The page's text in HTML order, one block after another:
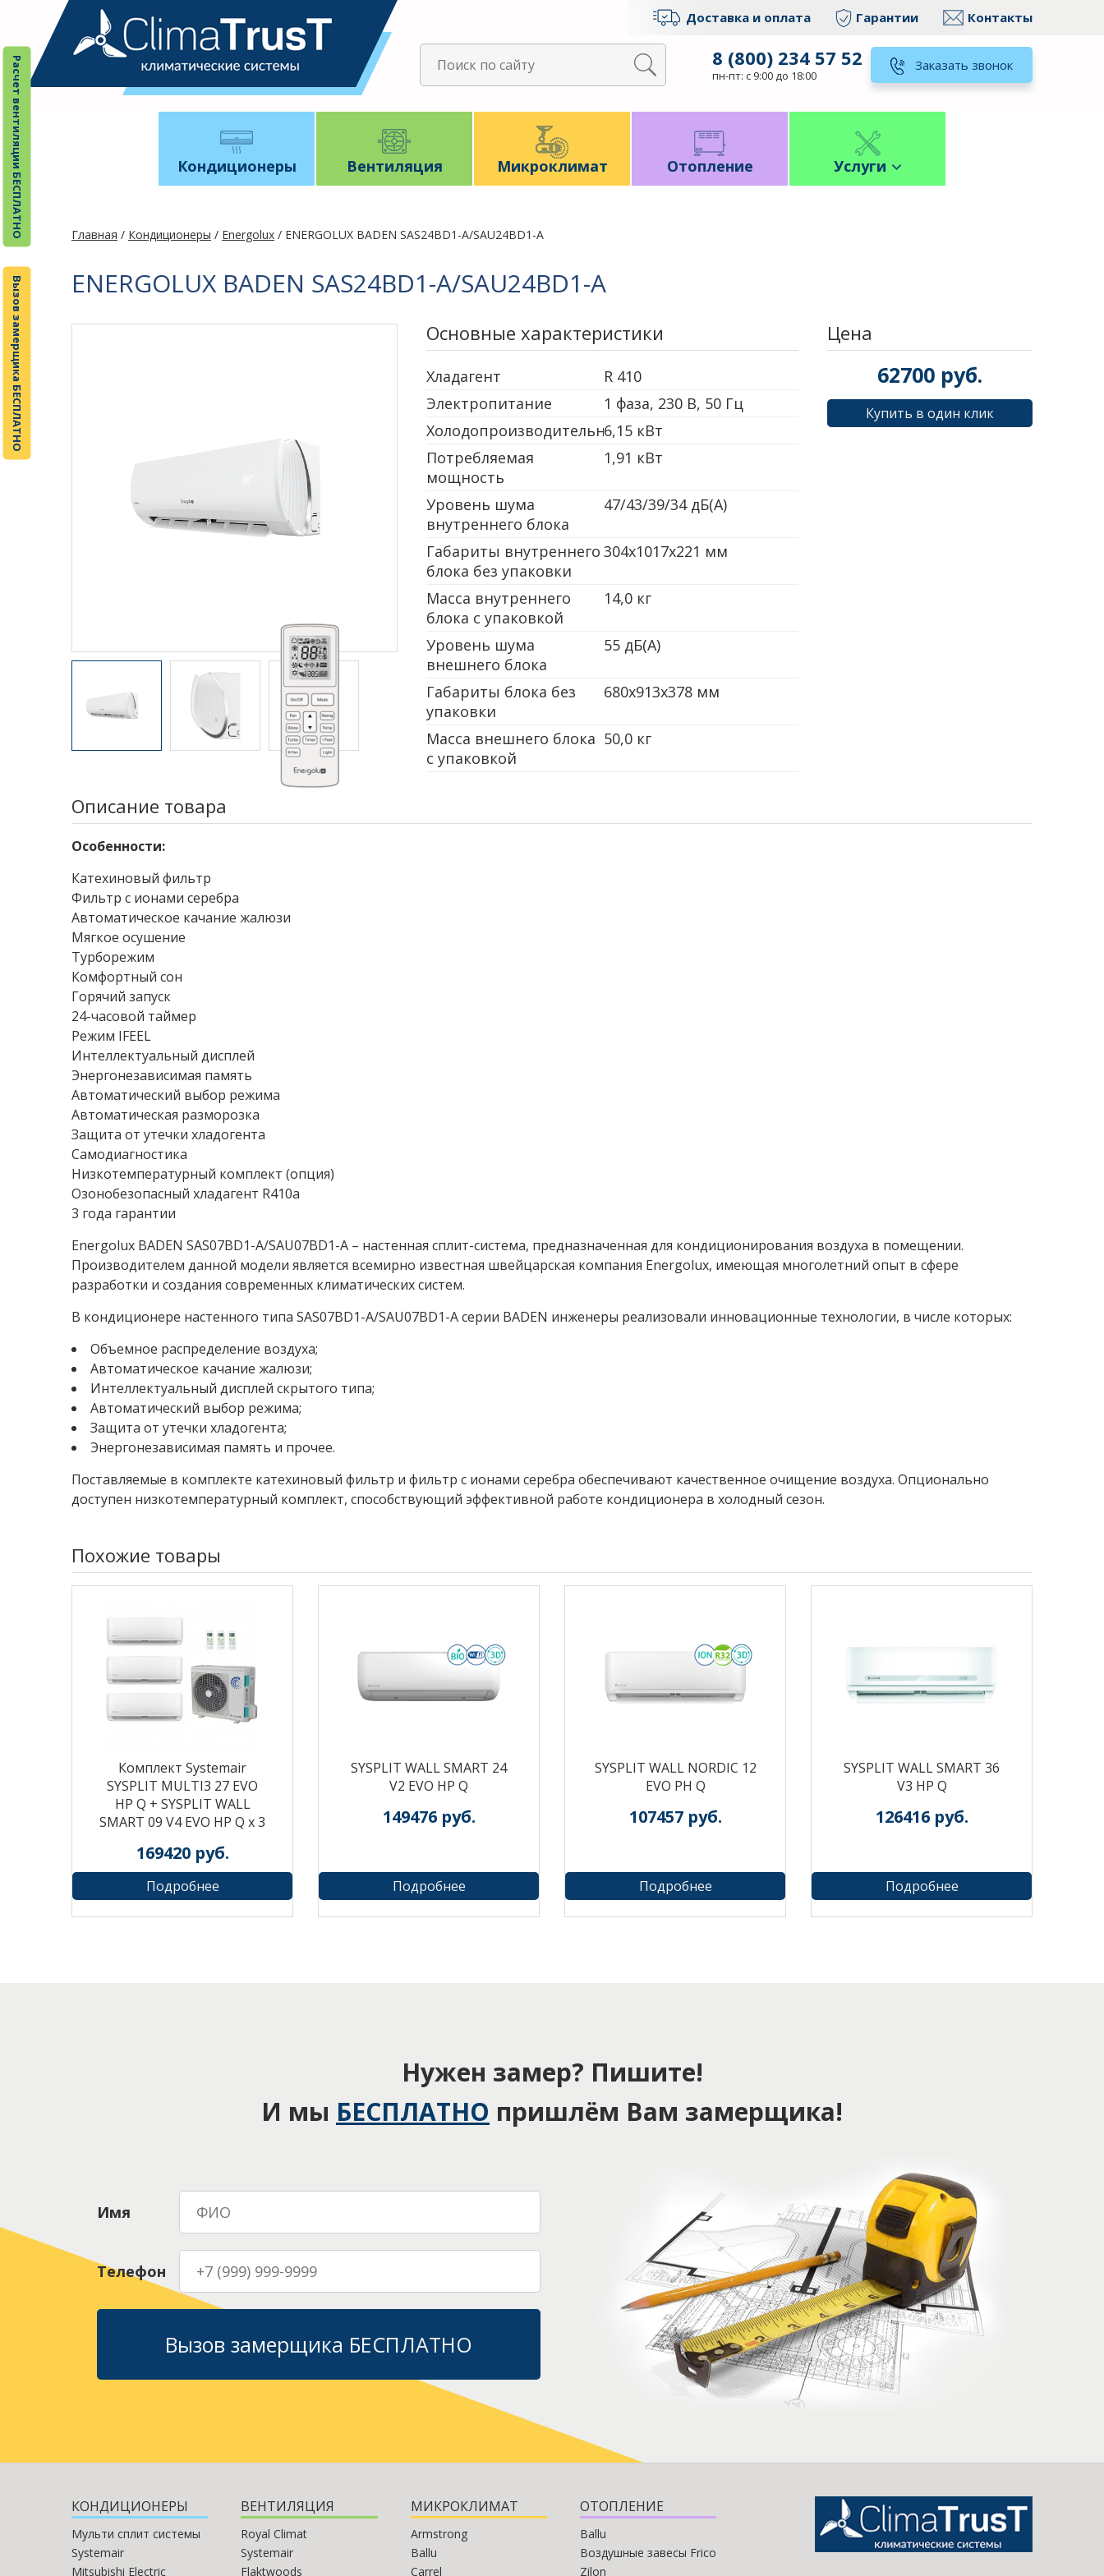
Расчет вентиляции БЕСПЛАТНО
Вызов замерщика БЕСПЛАТНО
Доставка и оплата Гарантии Контакты
8 (800) 234 57 52
пн-пт: с 9:00 до 18:00
Заказать звонок
Кондиционеры Вентиляция Микроклимат Отопление Услуги
Главная / Кондиционеры / Energolux / ENERGOLUX BADEN SAS24BD1-A/SAU24BD1-A
ENERGOLUX BADEN SAS24BD1-A/SAU24BD1-A
Основные характеристики
Хладагент
R 410
Электропитание
1 фаза, 230 В, 50 Гц
Холодопроизводительность
6,15 кВт
Потребляемая
мощность
1,91 кВт
Уровень шума
внутреннего блока
47/43/39/34 дБ(А)
Габариты внутреннего
блока без упаковки
304x1017x221 мм
Масса внутреннего
блока с упаковкой
14,0 кг
Уровень шума
внешнего блока
55 дБ(А)
Габариты блока без
упаковки
680x913x378 мм
Масса внешнего блока
с упаковкой
50,0 кг
Цена
62700 руб.
Купить в один клик
Описание товара
Особенности:
Катехиновый фильтр
Фильтр с ионами серебра
Автоматическое качание жалюзи
Мягкое осушение
Турборежим
Комфортный сон
Горячий запуск
24-часовой таймер
Режим IFEEL
Интеллектуальный дисплей
Энергонезависимая память
Автоматический выбор режима
Автоматическая разморозка
Защита от утечки хладогента
Самодиагностика
Низкотемпературный комплект (опция)
Озонобезопасный хладагент R410a
3 года гарантии
Energolux BADEN SAS07BD1-A/SAU07BD1-A – настенная сплит-система, предназначенная для кондиционирования воздуха в помещении.
Производителем данной модели является всемирно известная швейцарская компания Energolux, имеющая многолетний опыт в сфере
разработки и создания современных климатических систем.
В кондиционере настенного типа SAS07BD1-A/SAU07BD1-A серии BADEN инженеры реализовали инновационные технологии, в числе которых:
Объемное распределение воздуха;
Автоматическое качание жалюзи;
Интеллектуальный дисплей скрытого типа;
Автоматический выбор режима;
Защита от утечки хладогента;
Энергонезависимая память и прочее.
Поставляемые в комплекте катехиновый фильтр и фильтр с ионами серебра обеспечивают качественное очищение воздуха. Опционально
доступен низкотемпературный комплект, способствующий эффективной работе кондиционера в холодный сезон.
Похожие товары
Комплект Systemair
SYSPLIT MULTI3 27 EVO
HP Q + SYSPLIT WALL
SMART 09 V4 EVO HP Q х 3
169420 руб.
Подробнее
SYSPLIT WALL SMART 24
V2 EVO HP Q
149476 руб.
Подробнее
SYSPLIT WALL NORDIC 12
EVO PH Q
107457 руб.
Подробнее
SYSPLIT WALL SMART 36
V3 HP Q
126416 руб.
Подробнее
Нужен замер? Пишите!
И мы БЕСПЛАТНО пришлём Вам замерщика!
Имя
Телефон
Вызов замерщика БЕСПЛАТНО
КОНДИЦИОНЕРЫ
Мульти сплит системы
Systemair
Mitsubishi Electric
ВЕНТИЛЯЦИЯ
Royal Climat
Systemair
Flaktwoods
МИКРОКЛИМАТ
Armstrong
Ballu
Carrel
ОТОПЛЕНИЕ
Ballu
Воздушные завесы Frico
Zilon